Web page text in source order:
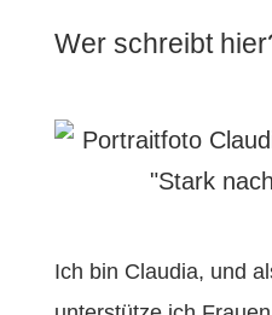
Wer schreibt
Ich bin Claudia, und